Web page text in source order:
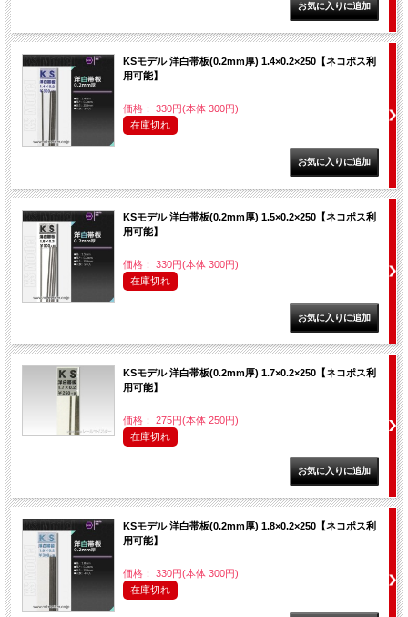
KSモデル 洋白帯板(0.2mm厚) 1.4×0.2×250【ネコポス利
用可能】
価格： 330円(本体 300円)
在庫切れ
KSモデル 洋白帯板(0.2mm厚) 1.5×0.2×250【ネコポス利
用可能】
価格： 330円(本体 300円)
在庫切れ
KSモデル 洋白帯板(0.2mm厚) 1.7×0.2×250【ネコポス利
用可能】
価格： 275円(本体 250円)
在庫切れ
KSモデル 洋白帯板(0.2mm厚) 1.8×0.2×250【ネコポス利
用可能】
価格： 330円(本体 300円)
在庫切れ